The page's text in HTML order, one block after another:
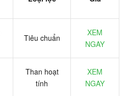
Tiêu chuẩn
XEM
NGAY
Than hoạt
tính
XEM
NGAY